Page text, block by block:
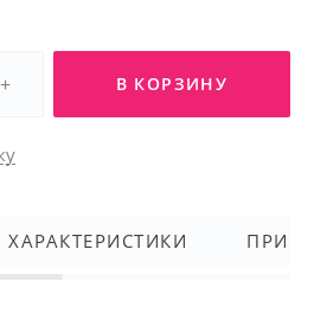
+ В КОРЗИНУ
ХАРАКТЕРИСТИКИ